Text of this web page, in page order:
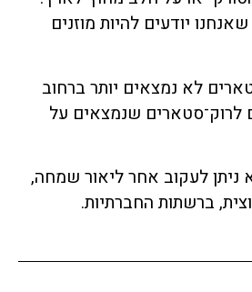
יודעים להיות מוזנים
לא נמצאים יותר ברחוב
לרוק־סטארים שנמצאים על
ניתן לעקוב אחר ליאור שמחה,
ברשתות החברתיות.